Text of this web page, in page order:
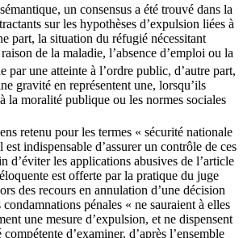
un consensus a été trouvé dans la
sur les hypothèses d’expulsion liées à
part, la situation du réfugié nécessitant
de la maladie, l’absence d’emploi ou la
par une atteinte à l’ordre public, d’autre part,
gravité en représentent une, lorsqu’ils
la moralité publique ou les normes sociales
retenu pour les termes « sécurité nationale
indispensable d’assurer un contrôle de ces
d’éviter les applications abusives de l’article
est offerte par la pratique du juge
des recours en annulation d’une décision
pénales « ne sauraient à elles
une mesure d’expulsion, et ne dispensent
d’examiner, d’après l’ensemble